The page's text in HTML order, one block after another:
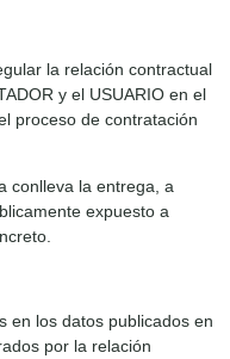
la relación contractual
y el USUARIO en el
proceso de contratación
conlleva la entrega, a
expuesto a
en los datos publicados en
por la relación